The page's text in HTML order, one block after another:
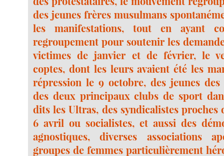
des jeunes frères musulmans
les manifestations, tout en ayant
regroupement pour soutenir les
victimes de janvier et de février, le
coptes, dont les leurs avaient été les
répression le 9 octobre, des jeunes
des deux principaux clubs de sport
dits les Ultras, des syndicalistes proches
6 avril ou socialistes, et aussi des
agnostiques, diverses associations
groupes de femmes particulièrement